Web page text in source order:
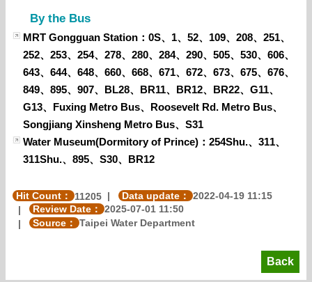
By the Bus
MRT Gongguan Station：0S、1、52、109、208、251、
252、253、254、278、280、284、290、505、530、606、
643、644、648、660、668、671、672、673、675、676、
849、895、907、BL28、BR11、BR12、BR22、G11、
G13、 Fuxing Metro Bus、 Roosevelt Rd. Metro Bus、
Songjiang Xinsheng Metro Bus、S31
Water Museum(Dormitory of Prince)：254Shu.、311、
311Shu.、895、S30、BR12
Hit Count： 11205 Data update：
2022-04-19 11:15
Review Date：
2025-07-01 11:50
Source：
Taipei Water Department
Back